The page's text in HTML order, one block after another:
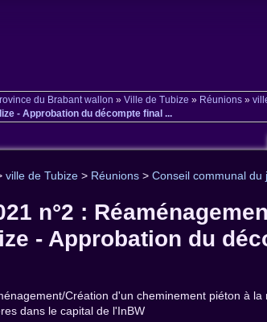
du Brabant wallon »Ville de Tubize » Réunions »
- Approbation du décompte final ...
ville de Tubize > Réunions >Conseil communal
n°2 :
- Approbation du
Création d'un cheminement piéton à
dans le capital de l'InBW